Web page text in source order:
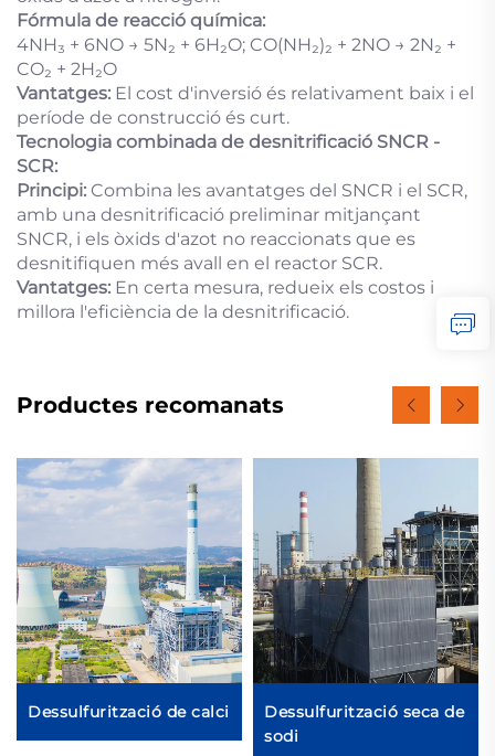
Fórmula de reacció química:
4NH₃ + 6NO → 5N₂ + 6H₂O; CO(NH₂)₂ + 2NO → 2N₂ +
CO₂ + 2H₂O
Vantatges: El cost d'inversió és relativament baix i el
període de construcció és curt.
Tecnologia combinada de desnitrificació SNCR -
SCR:
Principi: Combina les avantatges del SNCR i el SCR,
amb una desnitrificació preliminar mitjançant
SNCR, i els òxids d'azot no reaccionats que es
desnitifiquen més avall en el reactor SCR.
Vantatges: En certa mesura, redueix els costos i
millora l'eficiència de la desnitrificació.
Productes recomanats
Dessulfurització de calci
Dessulfurització seca de
sodi